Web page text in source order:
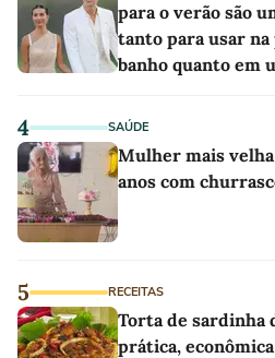
para o verão são
tanto para usar
banho quanto em
4 SAÚDE
Mulher mais velha
anos com
5 RECEITAS
Torta de sardinha
prática,